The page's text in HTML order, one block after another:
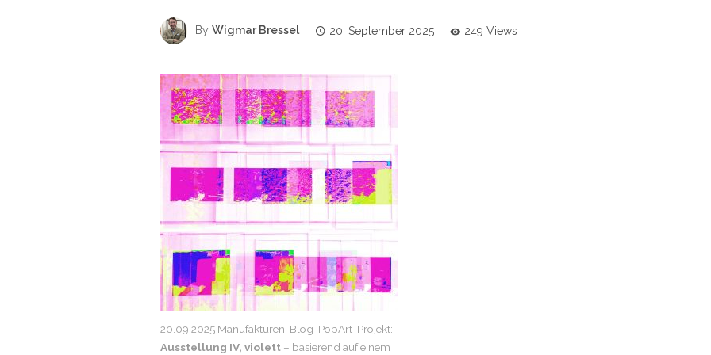
By Wigmar Bressel 20. September 2025 249 Views
20.09.2025 Manufakturen-Blog-PopArt-Projekt:
Ausstellung IV, violett – basierend auf einem